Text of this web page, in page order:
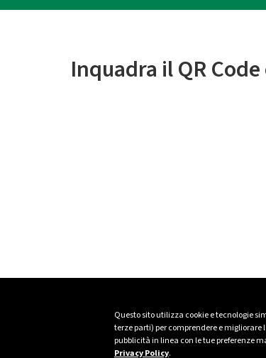
Questo sito utilizza cookie e tecnologie
terze parti) per comprendere e
pubblicità in linea con le tue preferenze
Privacy Policy.
Inquadra il QR